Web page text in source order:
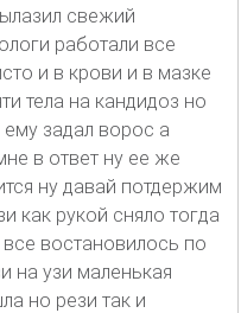
свежий
работали все
и в крови и в мазке
тела на кандидоз но
ему задал ворос а
в ответ ну ее же
ну давай потдержим
как рукой сняло тогда
востановилось по
на узи маленькая
но рези так и